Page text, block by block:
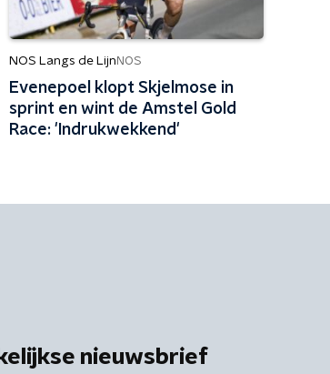
NOS Langs de Lijn NOS
Evenepoel klopt Skjelmose in
sprint en wint de Amstel Gold
Race: 'Indrukwekkend'
nieuwsbrief